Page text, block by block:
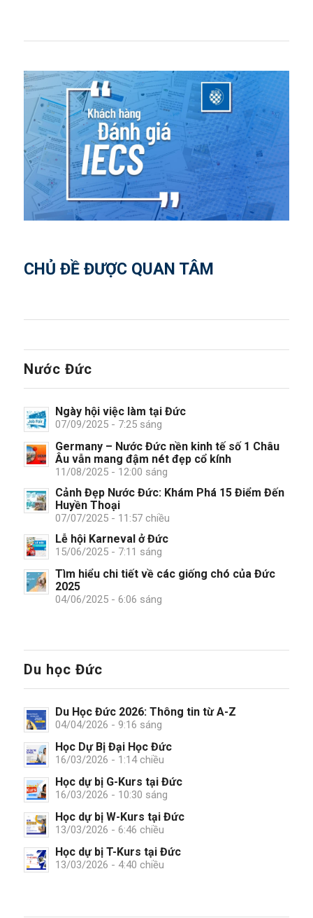
CHỦ ĐỀ ĐƯỢC QUAN TÂM
Nước Đức
Ngày hội việc làm tại Đức
07/09/2025 - 7:25 sáng
Germany – Nước Đức nền kinh tế số 1 Châu
Âu vẫn mang đậm nét đẹp cổ kính
11/08/2025 - 12:00 sáng
Cảnh Đẹp Nước Đức: Khám Phá 15 Điểm Đến
Huyền Thoại
07/07/2025 - 11:57 chiều
Lễ hội Karneval ở Đức
15/06/2025 - 7:11 sáng
Tìm hiểu chi tiết về các giống chó của Đức
2025
04/06/2025 - 6:06 sáng
Du học Đức
Du Học Đức 2026: Thông tin từ A-Z
04/04/2026 - 9:16 sáng
Học Dự Bị Đại Học Đức
16/03/2026 - 1:14 chiều
Học dự bị G-Kurs tại Đức
16/03/2026 - 10:30 sáng
Học dự bị W-Kurs tại Đức
13/03/2026 - 6:46 chiều
Học dự bị T-Kurs tại Đức
13/03/2026 - 4:40 chiều